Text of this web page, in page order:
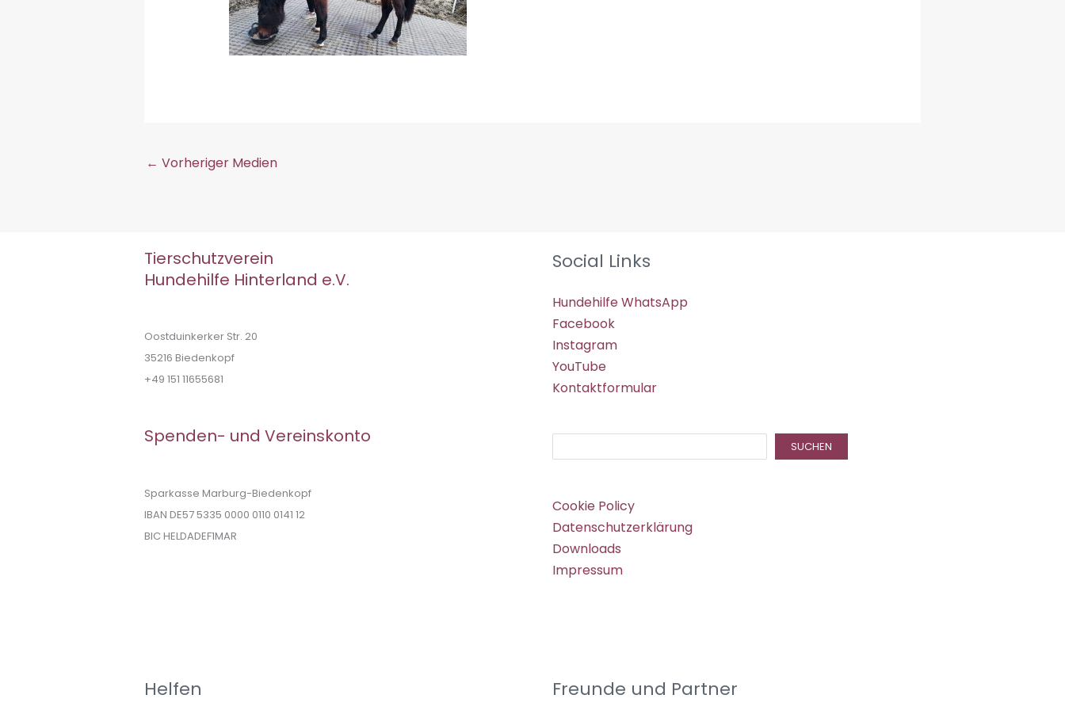
← Vorheriger Medien
Tierschutzverein
Hundehilfe Hinterland e.V.
Oostduinkerker Str. 20
35216 Biedenkopf
+49 151 11655681
Spenden- und Vereinskonto
Sparkasse Marburg-Biedenkopf
IBAN DE57 5335 0000 0110 0141 12
BIC HELDADEF1MAR
Social Links
Hundehilfe WhatsApp
Facebook
Instagram
YouTube
Kontaktformular
SUCHEN
Cookie Policy
Datenschutzerklärung
Downloads
Impressum
Helfen Freunde und Partner